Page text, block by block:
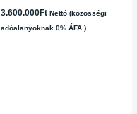
3.600.000Ft Nettó (közösségi
adóalanyoknak 0% ÁFA.)